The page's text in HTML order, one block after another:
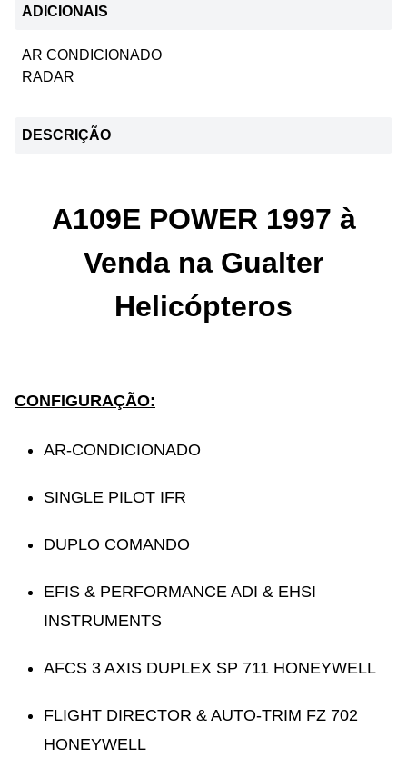
ADICIONAIS
AR CONDICIONADO
RADAR
DESCRIÇÃO
A109E POWER 1997 à
Venda na Gualter
Helicópteros
CONFIGURAÇÃO:
AR-CONDICIONADO
SINGLE PILOT IFR
DUPLO COMANDO
EFIS & PERFORMANCE ADI & EHSI
INSTRUMENTS
AFCS 3 AXIS DUPLEX SP 711 HONEYWELL
FLIGHT DIRECTOR & AUTO-TRIM FZ 702
HONEYWELL